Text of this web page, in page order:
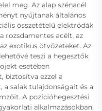
meg. Az alap szénacél
nyújtanak általános
összetételű elektródák
rozsdamentes acélt, az
exotikus ötvözeteket. Az
teszi a hegesztők
esetében
biztosítva ezzel a
salak tulajdonságait és a
A pozícióhegesztési
alkalmazásokban,